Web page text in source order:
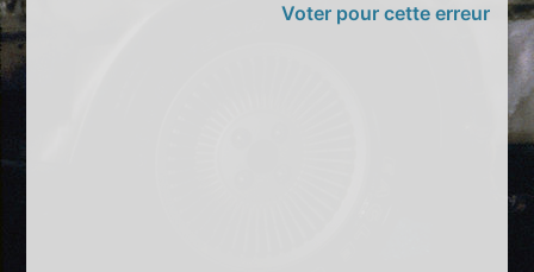
Voter pour cette erreur